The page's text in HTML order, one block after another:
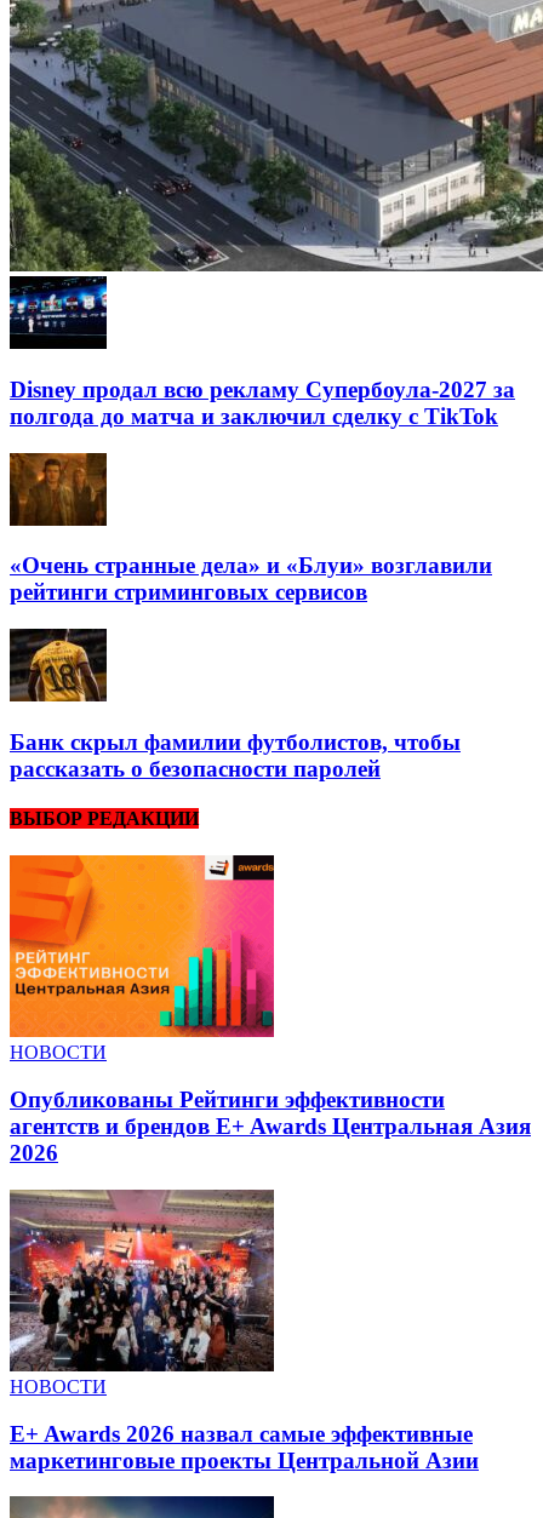
Disney продал всю рекламу Супербоула-2027 за
полгода до матча и заключил сделку с TikTok
«Очень странные дела» и «Блуи» возглавили
рейтинги стриминговых сервисов
Банк скрыл фамилии футболистов, чтобы
рассказать о безопасности паролей
ВЫБОР РЕДАКЦИИ
НОВОСТИ
Опубликованы Рейтинги эффективности
агентств и брендов E+ Awards Центральная Азия
2026
НОВОСТИ
E+ Awards 2026 назвал самые эффективные
маркетинговые проекты Центральной Азии